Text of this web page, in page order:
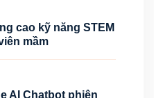
cao kỹ năng STEM
mầm
AI Chatbot phiên